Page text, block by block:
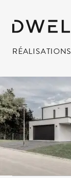
RÉALISATIONS